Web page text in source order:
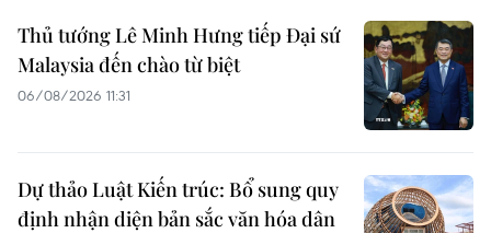
Thủ tướng Lê Minh Hưng tiếp Đại sứ
Malaysia đến chào từ biệt
06/08/2026 11:31
Dự thảo Luật Kiến trúc: Bổ sung quy
định nhận diện bản sắc văn hóa dân